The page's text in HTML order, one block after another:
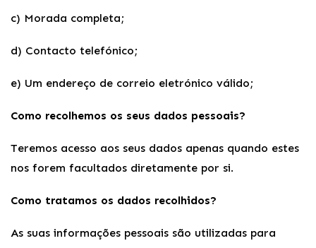
c) Morada completa;
d) Contacto telefónico;
e) Um endereço de correio eletrónico válido;
Como recolhemos os seus dados pessoais?
Teremos acesso aos seus dados apenas quando estes
nos forem facultados diretamente por si.
Como tratamos os dados recolhidos?
As suas informações pessoais são utilizadas para